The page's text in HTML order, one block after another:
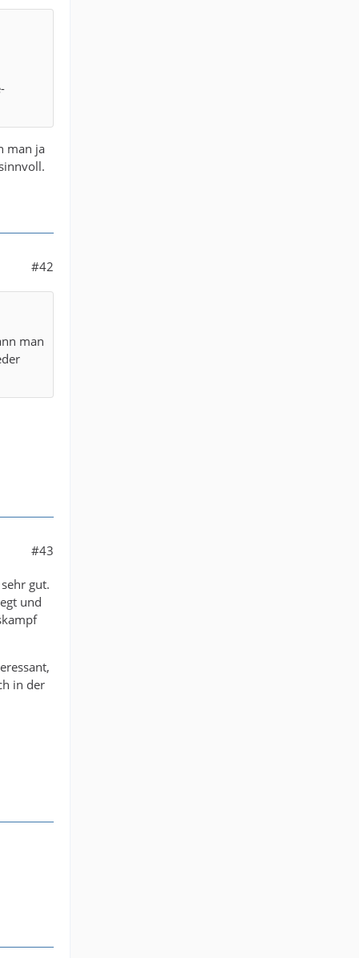
man ja
#42
man
#43
gut.
und
in der